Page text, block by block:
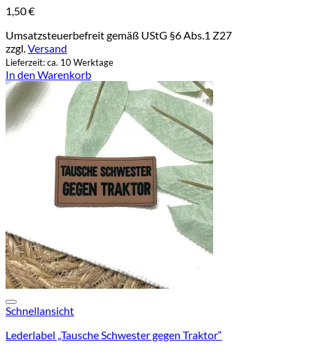
1,50€
Umsatzsteuerbefreit gemäß UStG §6 Abs.1 Z27
zzgl. Versand
Lieferzeit: ca. 10 Werktage
In den Warenkorb
Schnellansicht
Lederlabel „Tausche Schwester gegen Traktor“